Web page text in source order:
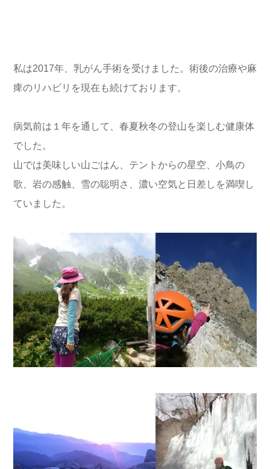
私は2017年、乳がん手術を受けました。術後の治療や麻
痺のリハビリを現在も続けております。
病気前は１年を通して、春夏秋冬の登山を楽しむ健康体
でした。
山では美味しい山ごはん、テントからの星空、小鳥の
歌、岩の感触、雪の聡明さ、濃い空気と日差しを満喫し
ていました。